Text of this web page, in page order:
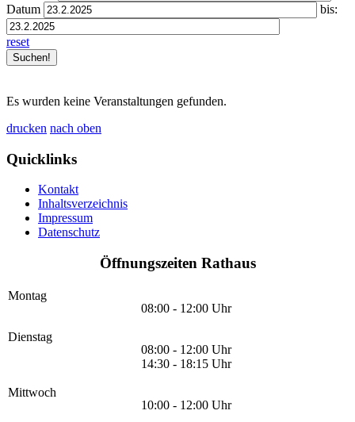
Datum
bis:
reset
Es wurden keine Veranstaltungen gefunden.
drucken nach oben
Quicklinks
Kontakt
Inhaltsverzeichnis
Impressum
Datenschutz
Öffnungszeiten Rathaus
Montag
08:00 - 12:00 Uhr
Dienstag
08:00 - 12:00 Uhr
14:30 - 18:15 Uhr
Mittwoch
10:00 - 12:00 Uhr